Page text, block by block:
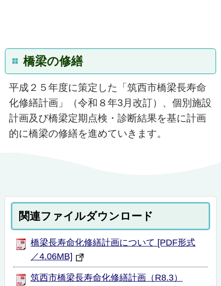
橋梁の修繕
平成２５年度に策定した「筑西市橋梁長寿命
化修繕計画」（令和８年3月改訂）、個別施設
計画及び橋梁定期点検・診断結果を基に計画
的に橋梁の修繕を進めていきます。
関連ファイルダウンロード
橋梁⻑寿命化修繕計画について [PDF形式
／4.06MB]
筑西市橋梁長寿命化修繕計画（R8.3）